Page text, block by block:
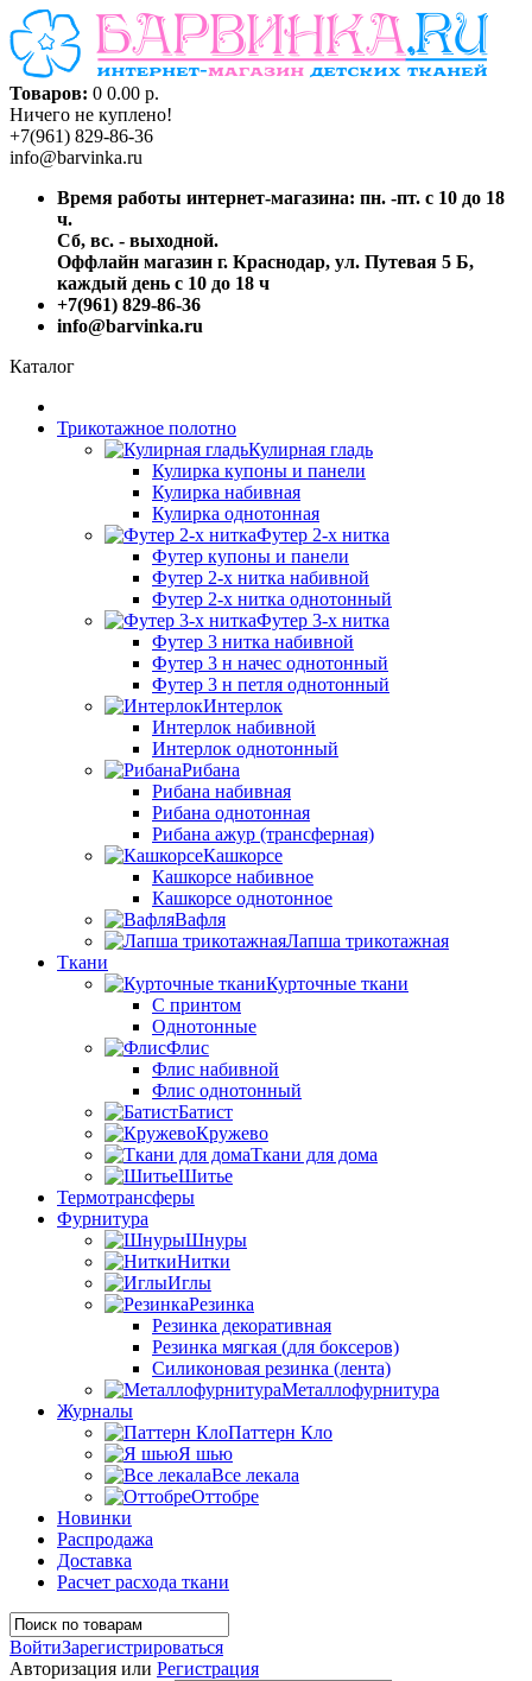
Товаров: 0 0.00 р.
Ничего не куплено!
+7(961) 829-86-36
info@barvinka.ru
Время работы интернет-магазина: пн. -пт. с 10 до 18
ч.
Сб, вс. - выходной.
Оффлайн магазин г. Краснодар, ул. Путевая 5 Б,
каждый день с 10 до 18 ч
+7(961) 829-86-36
info@barvinka.ru
Каталог
Трикотажное полотно
Кулирная гладь
Кулирка купоны и панели
Кулирка набивная
Кулирка однотонная
Футер 2-х нитка
Футер купоны и панели
Футер 2-х нитка набивной
Футер 2-х нитка однотонный
Футер 3-х нитка
Футер 3 нитка набивной
Футер 3 н начес однотонный
Футер 3 н петля однотонный
Интерлок
Интерлок набивной
Интерлок однотонный
Рибана
Рибана набивная
Рибана однотонная
Рибана ажур (трансферная)
Кашкорсе
Кашкорсе набивное
Кашкорсе однотонное
Вафля
Лапша трикотажная
Ткани
Курточные ткани
С принтом
Однотонные
Флис
Флис набивной
Флис однотонный
Батист
Кружево
Ткани для дома
Шитье
Термотрансферы
Фурнитура
Шнуры
Нитки
Иглы
Резинка
Резинка декоративная
Резинка мягкая (для боксеров)
Силиконовая резинка (лента)
Металлофурнитура
Журналы
Паттерн Кло
Я шью
Все лекала
Оттобре
Новинки
Распродажа
Доставка
Расчет расхода ткани
ВойтиЗарегистрироваться
Авторизация или Регистрация